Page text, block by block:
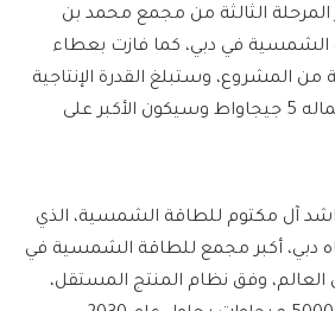
الثالثة من مجمع محمد بن
الشمسية في دبي، كما فازت بعطاء
المشروع، وستبلغ القدرة الإنتاجية
لمجمل المجمع عند اكتماله 5 جيجاواط وسيكون الأكبر على
آل مكتوم للطاقة الشمسية، الذي
دبي، أكبر مجمع للطاقة الشمسية في
وفق نظام المنتج المستقل،